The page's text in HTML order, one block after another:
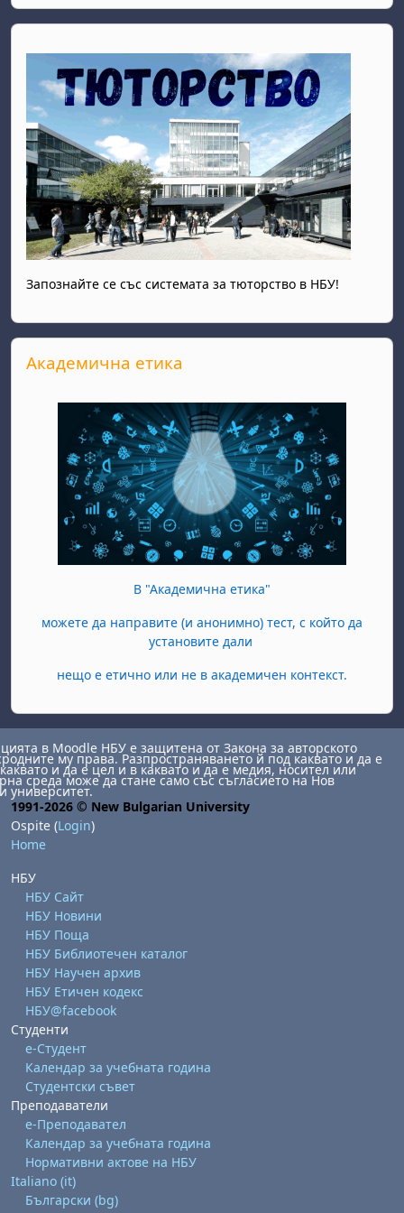
Запознайте се със системата за тюторство в НБУ!
Salta Академична етика
Академична етика
В "Академична етика"
можете да направите (и анонимно) тест, с който да
установите дали
нещо е етично или не в академичен контекст.
в Moodle НБУ е защитена от Закона за авторското
му права. Разпространяването й под каквато и да е
и да е цел и в каквато и да е медия, носител или
среда може да стане само със съгласието на Нов
университет.
1991-2026 © New Bulgarian University
Ospite (Login)
Home
НБУ
НБУ Сайт
НБУ Новини
НБУ Поща
НБУ Библиотечен каталог
НБУ Научен архив
НБУ Етичен кодекс
НБУ@facebook
Студенти
е-Студент
Календар за учебната година
Студентски съвет
Преподаватели
е-Преподавател
Календар за учебната година
Нормативни актове на НБУ
Italiano ‎(it)‎
Български ‎(bg)‎